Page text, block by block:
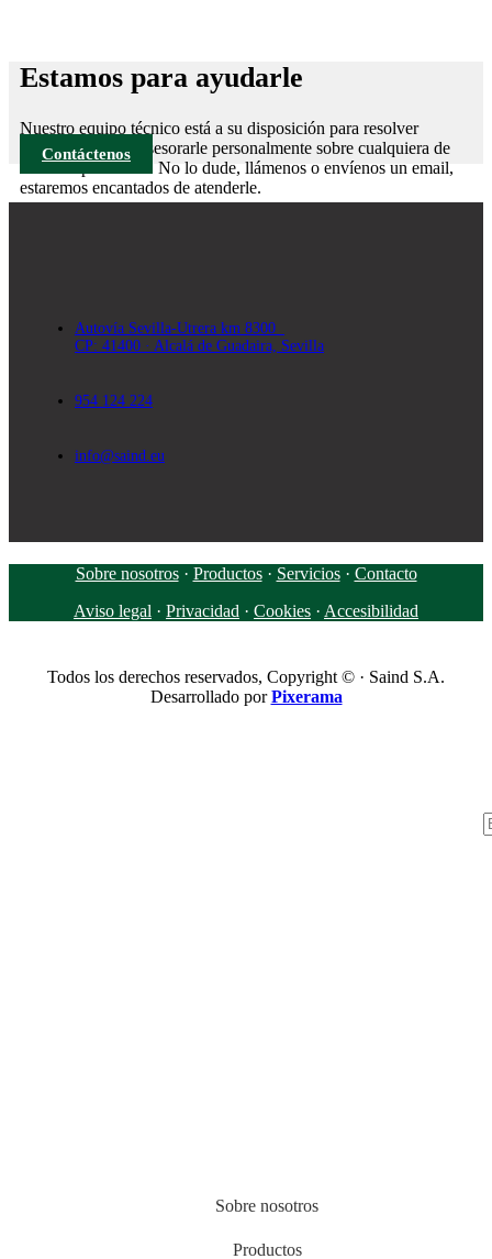
Estamos para ayudarle
Nuestro equipo técnico está a su disposición para resolver
cualquier duda y asesorarle personalmente sobre cualquiera de
nuestros productos. No lo dude, llámenos o envíenos un email,
estaremos encantados de atenderle.
Contáctenos
Autovía Sevilla-Utrera km 8300
CP: 41400 · Alcalá de Guadaira, Sevilla
954 124 224
info@saind.eu
Sobre nosotros· Productos· Servicios· Contacto
Aviso legal · Privacidad · Cookies · Accesibilidad
Todos los derechos reservados, Copyright © · Saind S.A.
Desarrollado porPixerama
Sobre nosotros
Productos